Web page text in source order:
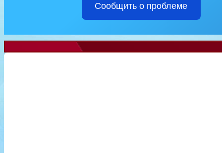
Сообщить о проблеме